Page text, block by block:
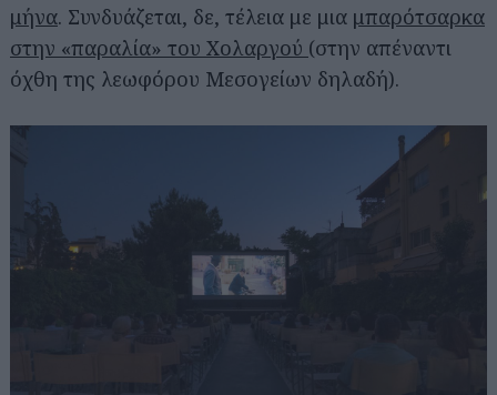
μήνα. Συνδυάζεται, δε, τέλεια με μια μπαρότσαρκα
στην «παραλία» του Χολαργού (στην απέναντι
όχθη της λεωφόρου Μεσογείων δηλαδή).